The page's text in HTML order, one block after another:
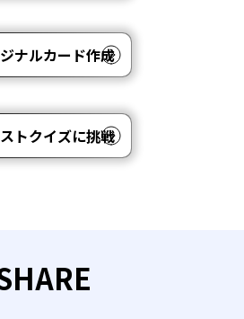
ナルカード作成
トクイズに挑戦